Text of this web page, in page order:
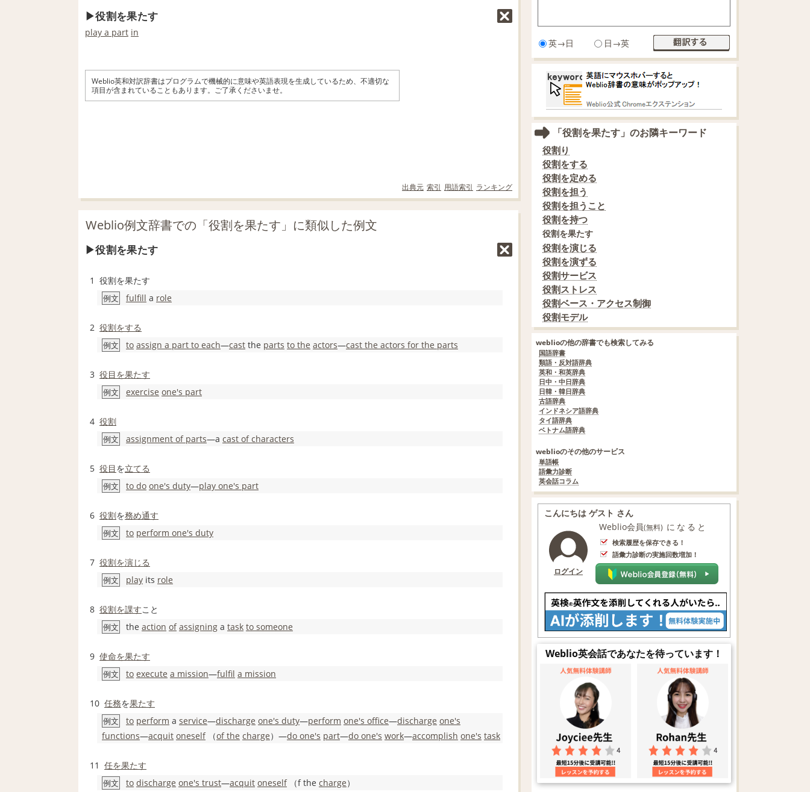
役割を果たす
play a part in
Weblio英和対訳辞書はプログラムで機械的に意味や英語表現を生成しているため、不適切な
項目が含まれていることもあります。ご了承くださいませ。
出典元 索引 用語索引 ランキング
Weblio例文辞書での「役割を果たす」に類似した例文
役割を果たす
1 役割を果たす
例文 fulfill a role
2 役割をする
例文 to assign a part to each―cast the parts to the actors―cast the actors for the parts
3 役目を果たす
例文 exercise one's part
4 役割
例文 assignment of parts―a cast of characters
5 役目を立てる
例文 to do one's duty―play one's part
6 役割を務め通す
例文 to perform one's duty
7 役割を演じる
例文 play its role
8 役割を課すこと
例文 the action of assigning a task to someone
9 使命を果たす
例文 to execute a mission―fulfil a mission
10 任務を果たす
例文 to perform a service―discharge one's duty―perform one's office―discharge one's
functions―acquit oneself（of the charge）―do one's part―do one's work―accomplish one's task
11 任を果たす
例文 to discharge one's trust―acquit oneself（f the charge）
英→日 日→英
「役割を果たす」のお隣キーワード
役割り
役割をする
役割を定める
役割を担う
役割を担うこと
役割を持つ
役割を果たす
役割を演じる
役割を演ずる
役割サービス
役割ストレス
役割ベース・アクセス制御
役割モデル
weblioの他の辞書でも検索してみる
国語辞書
類語・反対語辞典
英和・和英辞典
日中・中日辞典
日韓・韓日辞典
古語辞典
インドネシア語辞典
タイ語辞典
ベトナム語辞典
weblioのその他のサービス
単語帳
語彙力診断
英会話コラム
こんにちは ゲスト さん
ログイン
Weblio会員(無料) になると
検索履歴を保存できる！
語彙力診断の実施回数増加！
Weblio英会話であなたを待っています！